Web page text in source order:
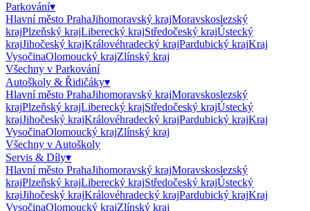
Parkování▾
Hlavní město PrahaJihomoravský krajMoravskoslezský
krajPlzeňský krajLiberecký krajStředočeský krajÚstecký
krajJihočeský krajKrálovéhradecký krajPardubický krajKraj
VysočinaOlomoucký krajZlínský kraj
Všechny v Parkování
Autoškoly & Řidičáky▾
Hlavní město PrahaJihomoravský krajMoravskoslezský
krajPlzeňský krajLiberecký krajStředočeský krajÚstecký
krajJihočeský krajKrálovéhradecký krajPardubický krajKraj
VysočinaOlomoucký krajZlínský kraj
Všechny v Autoškoly
Servis & Díly▾
Hlavní město PrahaJihomoravský krajMoravskoslezský
krajPlzeňský krajLiberecký krajStředočeský krajÚstecký
krajJihočeský krajKrálovéhradecký krajPardubický krajKraj
VysočinaOlomoucký krajZlínský kraj